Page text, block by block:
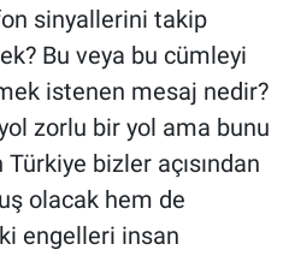
sinyallerini takip
Bu veya bu cümleyi
istenen mesaj nedir?
zorlu bir yol ama bunu
Türkiye bizler açısından
olacak hem de
engelleri insan